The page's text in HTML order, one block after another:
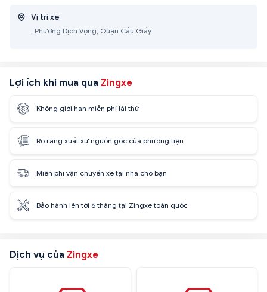
Vị trí xe
, Phường Dịch Vọng, Quận Cầu Giấy
Lợi ích khi mua qua Zingxe
Không giới hạn miễn phí lái thử
Rõ ràng xuất xứ nguồn gốc của phương tiện
Miễn phí vận chuyển xe tại nhà cho bạn
Bảo hành lên tới 6 tháng tại Zingxe toàn quốc
Dịch vụ của Zingxe